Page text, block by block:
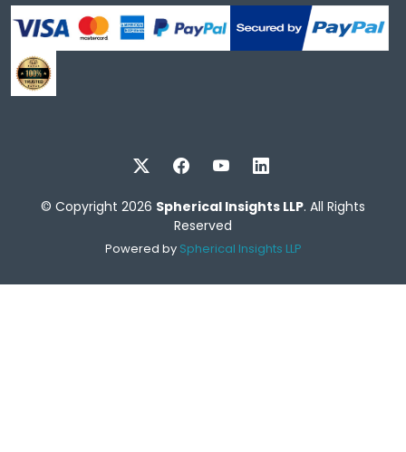
© Copyright 2026 Spherical Insights LLP. All Rights
Reserved
Powered by Spherical Insights LLP